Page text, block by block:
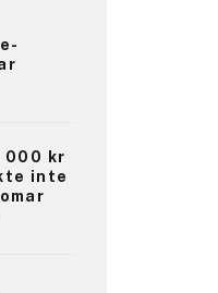
000 kr
inte